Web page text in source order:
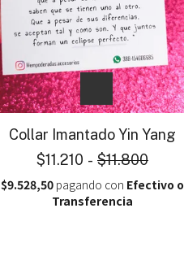
Collar Imantado Yin Yang
$11.210 - $11.800
$9.528,50 pagando con Efectivo o
Transferencia